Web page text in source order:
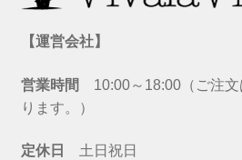
【運営会社】
営業時間 10:00～18:00（ご注
ります。）
定休日 土日祝日